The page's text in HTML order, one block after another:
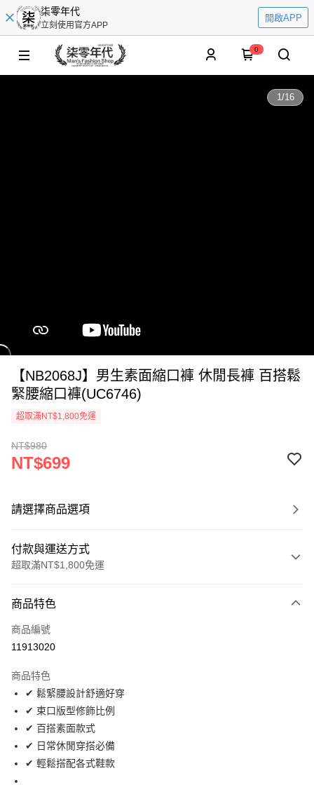
柒零年代
立刻使用官方APP
開啟APP
0
1/16
【NB2068J】男生素面縮口褲 休閒長褲 百搭鬆
緊腰縮口褲(UC6746)
超取滿NT$1,800免運
NT$980
NT$699
請選擇商品選項
付款與運送方式
超取滿NT$1,800免運
信用卡一次付款
超商取貨付款
Apple Pay
街口支付
悠遊付
Google Pay
商品特色
商品編號
11913020
商品特色
✔ 鬆緊腰設計舒適好穿
✔ 束口版型修飾比例
✔ 百搭素面款式
✔ 日常休閒穿搭必備
✔ 輕鬆搭配各式鞋款